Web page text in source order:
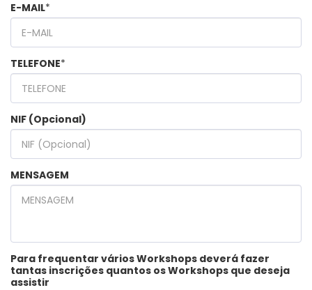
E-MAIL*
TELEFONE*
NIF (Opcional)
MENSAGEM
Para frequentar vários Workshops deverá fazer
tantas inscrições quantos os Workshops que deseja
assistir